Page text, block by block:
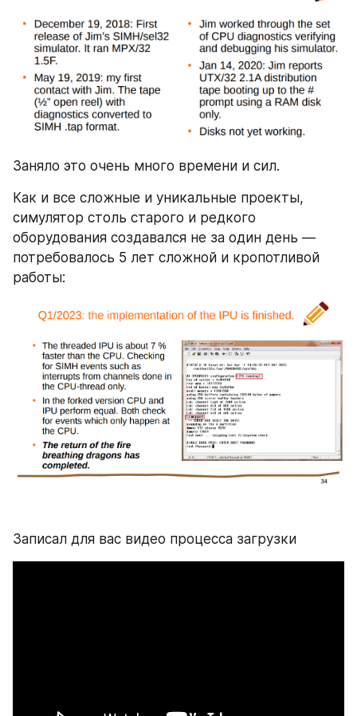
Заняло это очень много времени и сил.
Как и все сложные и уникальные проекты,
симулятор столь старого и редкого
оборудования создавался не за один день —
потребовалось 5 лет сложной и кропотливой
работы:
Записал для вас видео процесса загрузки